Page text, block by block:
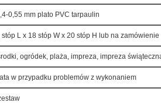
0,55 mm plato PVC tarpaulin
stóp L x 18 stóp W x 20 stóp H lub na zamówienie
ogródek, plaża, impreza, impreza
w przypadku problemów z wykonaniem